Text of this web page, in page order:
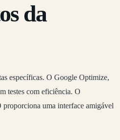
da
específicas. O Google Optimize,
testes com eficiência. O
uma interface amigável